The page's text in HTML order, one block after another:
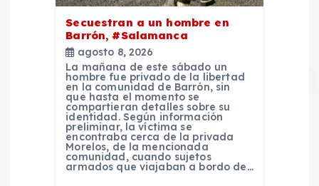
Secuestran a un hombre en
Barrón, #Salamanca
agosto 8, 2026
La mañana de este sábado un
hombre fue privado de la libertad
en la comunidad de Barrón, sin
que hasta el momento se
compartieran detalles sobre su
identidad. Según información
preliminar, la víctima se
encontraba cerca de la privada
Morelos, de la mencionada
comunidad, cuando sujetos
armados que viajaban a bordo de…